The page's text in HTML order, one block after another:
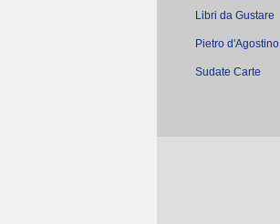
Libri da Gustare
Pietro d'Agostino
Sudate Carte